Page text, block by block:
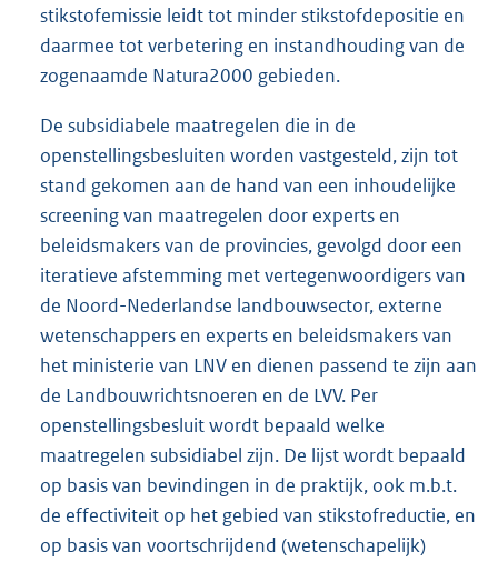
stikstofemissie leidt tot minder stikstofdepositie en
daarmee tot verbetering en instandhouding van de
zogenaamde Natura2000 gebieden.
De subsidiabele maatregelen die in de
openstellingsbesluiten worden vastgesteld, zijn tot
stand gekomen aan de hand van een inhoudelijke
screening van maatregelen door experts en
beleidsmakers van de provincies, gevolgd door een
iteratieve afstemming met vertegenwoordigers van
de Noord-Nederlandse landbouwsector, externe
wetenschappers en experts en beleidsmakers van
het ministerie van LNV en dienen passend te zijn aan
de Landbouwrichtsnoeren en de LVV. Per
openstellingsbesluit wordt bepaald welke
maatregelen subsidiabel zijn. De lijst wordt bepaald
op basis van bevindingen in de praktijk, ook m.b.t.
de effectiviteit op het gebied van stikstofreductie, en
op basis van voortschrijdend (wetenschapelijk)